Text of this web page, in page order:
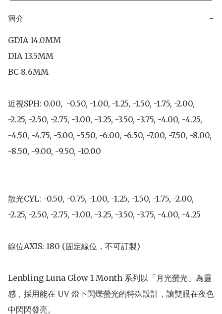
簡介 −
GDIA 14.0MM
DIA 13.5MM
BC 8.6MM
近視SPH: 0.00,  -0.50, -1.00, -1.25, -1.50, -1.75, -2.00,
-2.25, -2.50, -2.75, -3.00, -3.25, -3.50, -3.75, -4.00, -4.25,
-4.50, -4.75, -5.00, -5.50, -6.00, -6.50, -7.00, -7.50, -8.00,
-8.50, -9.00, -9.50, -10.00
散光CYL: -0.50, -0.75, -1.00, -1.25, -1.50, -1.75, -2.00,
-2.25, -2.50, -2.75, -3.00, -3.25, -3.50, -3.75, -4.00, -4.25
線位AXIS: 180 (固定線位，不可訂製)
Lenbling Luna Glow 1 Month 系列以「月光螢光」為靈
感，採用能在 UV 燈下閃爍螢光的特殊設計，讓雙眼在夜色
中閃閃發亮。